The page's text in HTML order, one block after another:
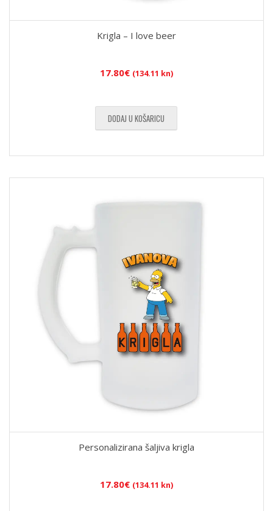
Krigla – I love beer
17.80€ (134.11 kn)
DODAJ U KOŠARICU
Personalizirana šaljiva krigla
17.80€ (134.11 kn)